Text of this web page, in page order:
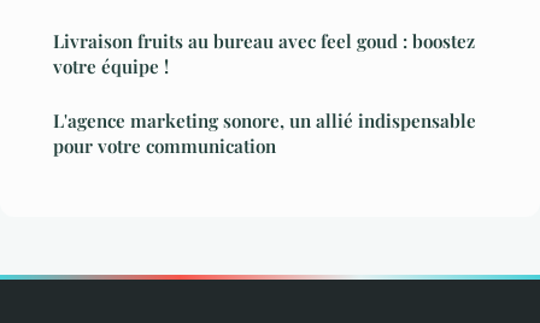
Livraison fruits au bureau avec feel goud : boostez
votre équipe !
L'agence marketing sonore, un allié indispensable
pour votre communication